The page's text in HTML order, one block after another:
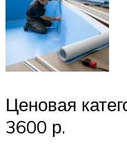
Ценовая
3600 р.